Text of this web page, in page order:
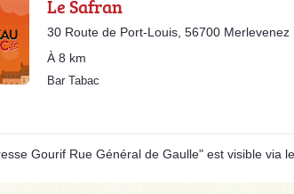
Le Safran
30 Route de Port-Louis, 56700 Merlevenez
À 8 km
Bar Tabac
Gourif Rue Général de Gaulle" est visible via